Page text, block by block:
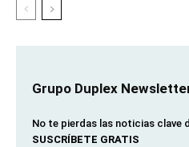
Grupo Duplex
No te pierdas las noticias clave
SUSCRÍBETE GRATIS